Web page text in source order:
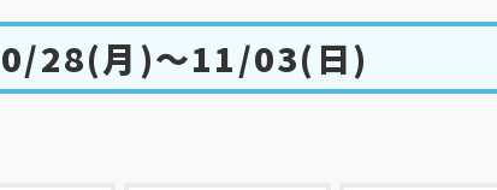
28(月)〜11/03(日)